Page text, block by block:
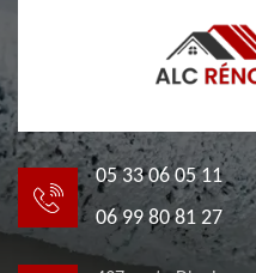
05 33 06 05 11
06 99 80 81 27